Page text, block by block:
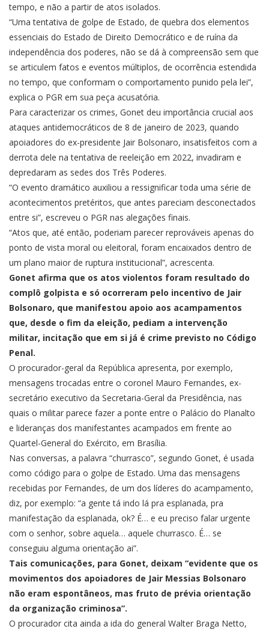
tempo, e não a partir de atos isolados.
“Uma tentativa de golpe de Estado, de quebra dos elementos
essenciais do Estado de Direito Democrático e de ruína da
independência dos poderes, não se dá à compreensão sem que
se articulem fatos e eventos múltiplos, de ocorrência estendida
no tempo, que conformam o comportamento punido pela lei”,
explica o PGR em sua peça acusatória.
Para caracterizar os crimes, Gonet deu importância crucial aos
ataques antidemocráticos de 8 de janeiro de 2023, quando
apoiadores do ex-presidente Jair Bolsonaro, insatisfeitos com a
derrota dele na tentativa de reeleição em 2022, invadiram e
depredaram as sedes dos Três Poderes.
“O evento dramático auxiliou a ressignificar toda uma série de
acontecimentos pretéritos, que antes pareciam desconectados
entre si”, escreveu o PGR nas alegações finais.
“Atos que, até então, poderiam parecer reprováveis apenas do
ponto de vista moral ou eleitoral, foram encaixados dentro de
um plano maior de ruptura institucional”, acrescenta.
Gonet afirma que os atos violentos foram resultado do
complô golpista e só ocorreram pelo incentivo de Jair
Bolsonaro, que manifestou apoio aos acampamentos
que, desde o fim da eleição, pediam a intervenção
militar, incitação que em si já é crime previsto no Código
Penal.
O procurador-geral da República apresenta, por exemplo,
mensagens trocadas entre o coronel Mauro Fernandes, ex-
secretário executivo da Secretaria-Geral da Presidência, nas
quais o militar parece fazer a ponte entre o Palácio do Planalto
e lideranças dos manifestantes acampados em frente ao
Quartel-General do Exército, em Brasília.
Nas conversas, a palavra “churrasco”, segundo Gonet, é usada
como código para o golpe de Estado. Uma das mensagens
recebidas por Fernandes, de um dos líderes do acampamento,
diz, por exemplo: “a gente tá indo lá pra esplanada, pra
manifestação da esplanada, ok? É… e eu preciso falar urgente
com o senhor, sobre aquela… aquele churrasco. É… se
conseguiu alguma orientação ai”.
Tais comunicações, para Gonet, deixam “evidente que os
movimentos dos apoiadores de Jair Messias Bolsonaro
não eram espontâneos, mas fruto de prévia orientação
da organização criminosa”.
O procurador cita ainda a ida do general Walter Braga Netto,